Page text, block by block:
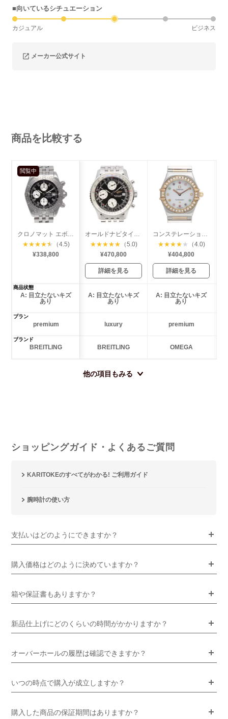
■向いているシチュエーション
カジュアル ビジネス
メーカー公式サイト
商品を比較する
閲覧中
★★★★★
（4.5)
¥338,800
★★★★★ （5.0)
¥470,800
詳細を見る
★★★★ ★
（4.0)
¥404,800
詳細を見る
商品状態
A: 目立たないキズ
あり
A: 目立たないキズ
あり
A: 目立たないキズ
あり
プラン
premium luxury premium
ブランド
BREITLING BREITLING OMEGA
他の項目もみる
ショッピングガイド・よくあるご質問
KARITOKEのすべてがわかる! ご利用ガイド
腕時計の使い方
支払いはどのようにできますか？
購入価格はどのように決めていますか？
箱や保証書もありますか？
新品仕上げにどのくらいの時間がかかりますか？
オーバーホールの履歴は確認できますか？
いつの時点で購入が成立しますか？
購入した商品の保証期間はありますか？